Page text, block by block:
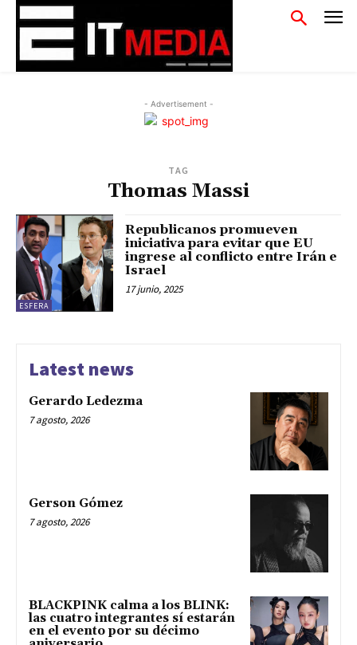
- Advertisement -
TAG
Thomas Massi
ESFERA
Republicanos promueven
iniciativa para evitar que EU
ingrese al conflicto entre Irán e
Israel
17 junio, 2025
Latest news
Gerardo Ledezma
7 agosto, 2026
Gerson Gómez
7 agosto, 2026
BLACKPINK calma a los BLINK:
las cuatro integrantes sí estarán
en el evento por su décimo